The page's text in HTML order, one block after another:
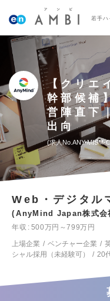
若手ハ
【クリエ
幹部候
営陣直下
出向
求人No.ANY-MISM-
Web・デジタル
AnyMind Japan株式会
年収
500万円～799万円
上場企業
ベンチャー企業
シャル採用（未経験可）
20